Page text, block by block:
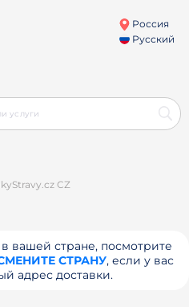
Россия
Русский
CZ
вашей стране, посмотрите
СТРАНУ, если у вас
адрес доставки.